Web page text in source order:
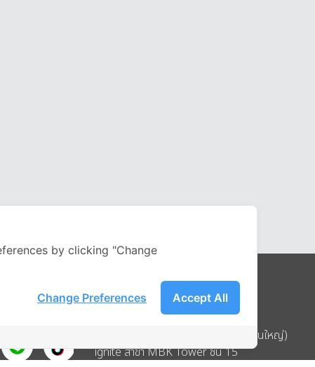
Address
บริษัท อิกไนท์ เอ สตาร์ จำกัด (สำนักงานใหญ่)
ignite สาขา MBK Tower ชั้น 15
by clicking "Change
Accept All
Change Preferences